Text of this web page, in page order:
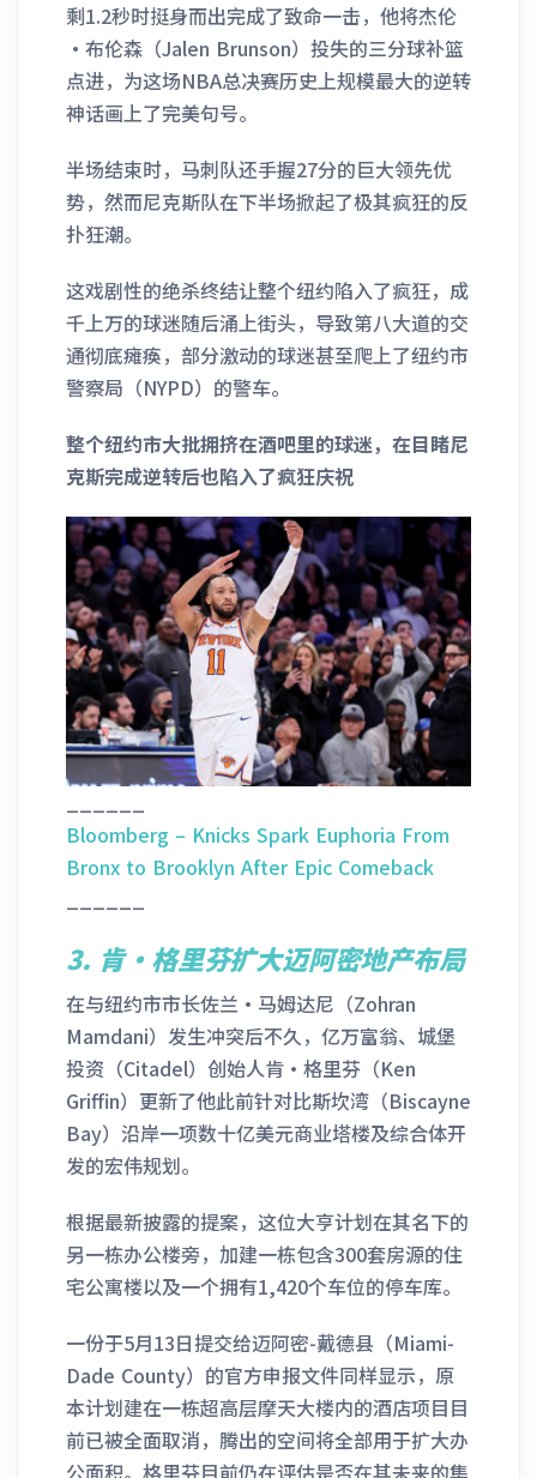
剩1.2秒时挺身而出完成了致命一击，他将杰伦
·布伦森（Jalen Brunson）投失的三分球补篮
点进，为这场NBA总决赛历史上规模最大的逆转
神话画上了完美句号。
半场结束时，马刺队还手握27分的巨大领先优
势，然而尼克斯队在下半场掀起了极其疯狂的反
扑狂潮。
这戏剧性的绝杀终结让整个纽约陷入了疯狂，成
千上万的球迷随后涌上街头，导致第八大道的交
通彻底瘫痪，部分激动的球迷甚至爬上了纽约市
警察局（NYPD）的警车。
整个纽约市大批拥挤在酒吧里的球迷，在目睹尼
克斯完成逆转后也陷入了疯狂庆祝
Bloomberg – Knicks Spark Euphoria From
Bronx to Brooklyn After Epic Comeback
3. 肯·格里芬扩大迈阿密地产布局
在与纽约市市长佐兰·马姆达尼（Zohran
Mamdani）发生冲突后不久，亿万富翁、城堡
投资（Citadel）创始人肯·格里芬（Ken
Griffin）更新了他此前针对比斯坎湾（Biscayne
Bay）沿岸一项数十亿美元商业塔楼及综合体开
发的宏伟规划。
根据最新披露的提案，这位大亨计划在其名下的
另一栋办公楼旁，加建一栋包含300套房源的住
宅公寓楼以及一个拥有1,420个车位的停车库。
一份于5月13日提交给迈阿密-戴德县（Miami-
Dade County）的官方申报文件同样显示，原
本计划建在一栋超高层摩天大楼内的酒店项目目
前已被全面取消，腾出的空间将全部用于扩大办